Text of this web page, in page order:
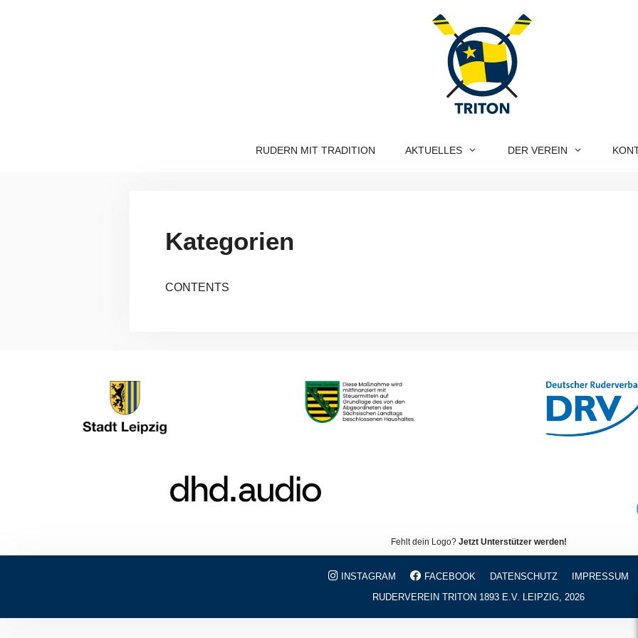
RUDERN MIT TRADITION AKTUELLES DER VEREIN
Kategorien
CONTENTS
Fehlt dein Logo? Jetzt Unterstützer werden!
INSTAGRAM FACEBOOK DATENSCHUTZ
IMPRESSUM
RUDERVEREIN TRITON 1893 E.V. LEIPZIG, 2026